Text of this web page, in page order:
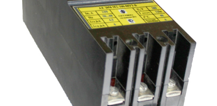
Стремянки с
Стремянки с
опорой
Ширмы
РЗА (шторы)
Штендеры